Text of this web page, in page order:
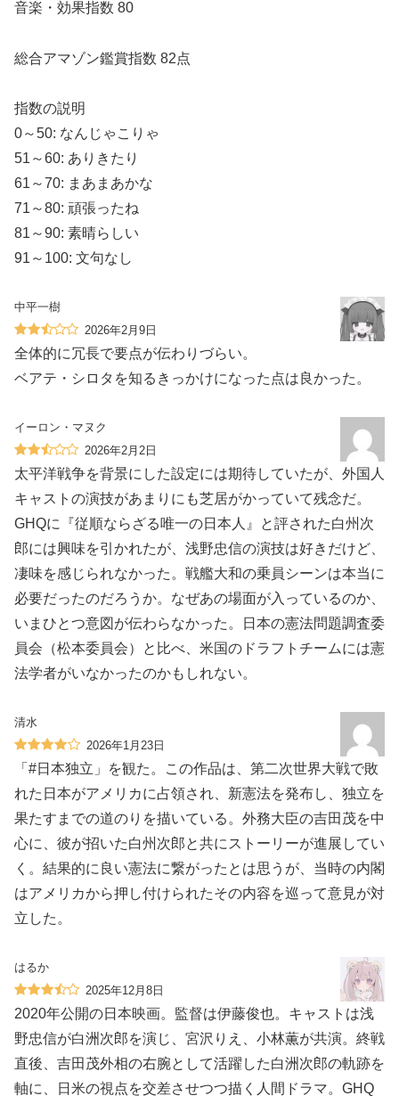
音楽・効果指数 80
総合アマゾン鑑賞指数 82点
指数の説明
0～50: なんじゃこりゃ
51～60: ありきたり
61～70: まあまあかな
71～80: 頑張ったね
81～90: 素晴らしい
91～100: 文句なし
中平一樹
2026年2月9日
全体的に冗長で要点が伝わりづらい。
ベアテ・シロタを知るきっかけになった点は良かった。
イーロン・マヌク
2026年2月2日
太平洋戦争を背景にした設定には期待していたが、外国人
キャストの演技があまりにも芝居がかっていて残念だ。
GHQに『従順ならざる唯一の日本人』と評された白州次
郎には興味を引かれたが、浅野忠信の演技は好きだけど、
凄味を感じられなかった。戦艦大和の乗員シーンは本当に
必要だったのだろうか。なぜあの場面が入っているのか、
いまひとつ意図が伝わらなかった。日本の憲法問題調査委
員会（松本委員会）と比べ、米国のドラフトチームには憲
法学者がいなかったのかもしれない。
清水
2026年1月23日
「#日本独立」を観た。この作品は、第二次世界大戦で敗
れた日本がアメリカに占領され、新憲法を発布し、独立を
果たすまでの道のりを描いている。外務大臣の吉田茂を中
心に、彼が招いた白州次郎と共にストーリーが進展してい
く。結果的に良い憲法に繋がったとは思うが、当時の内閣
はアメリカから押し付けられたその内容を巡って意見が対
立した。
はるか
2025年12月8日
2020年公開の日本映画。監督は伊藤俊也。キャストは浅
野忠信が白洲次郎を演じ、宮沢りえ、小林薫が共演。終戦
直後、吉田茂外相の右腕として活躍した白洲次郎の軌跡を
軸に、日米の視点を交差させつつ描く人間ドラマ。GHQ